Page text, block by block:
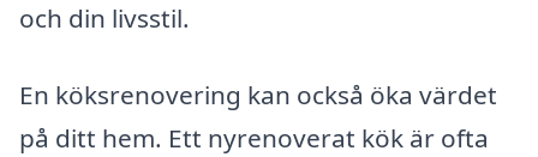
och din livsstil.
En köksrenovering kan också öka värdet
på ditt hem. Ett nyrenoverat kök är ofta